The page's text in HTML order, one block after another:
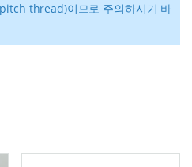
thread)이므로 주의하시기 바